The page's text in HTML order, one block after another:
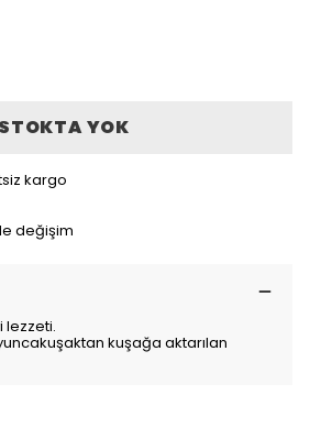
STOKTA YOK
kargo
değişim
lezzeti.
kuşağa aktarılan